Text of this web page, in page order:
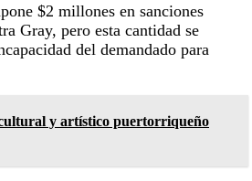
$2 millones en sanciones
Gray, pero esta cantidad se
del demandado para
y artístico puertorriqueño